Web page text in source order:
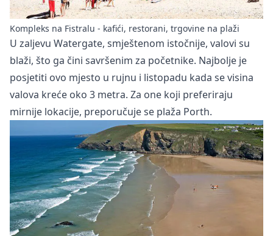
Kompleks na Fistralu - kafići, restorani, trgovine na plaži
U zaljevu Watergate, smještenom istočnije, valovi su
blaži, što ga čini savršenim za početnike. Najbolje je
posjetiti ovo mjesto u rujnu i listopadu kada se visina
valova kreće oko 3 metra. Za one koji preferiraju
mirnije lokacije, preporučuje se plaža Porth.